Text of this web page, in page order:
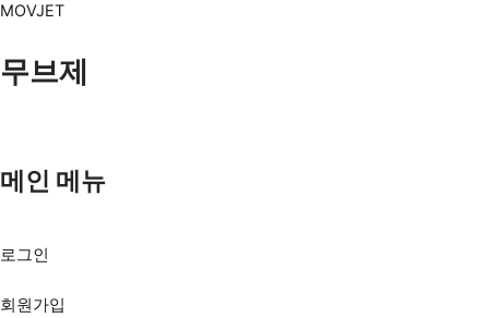
콘
츠
로
기
MOVJET
무브제
메인 메뉴
로그인
회원가입